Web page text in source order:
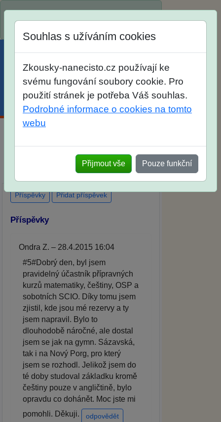
SŠ? Vaše ohlasy po skutečných
přijímacích zkouškách
Souhlas s užíváním cookies
Zkousky-nanecisto.cz používají ke
svému fungování soubory cookie. Pro
použití stránek je potřeba Váš souhlas.
Podrobné informace o cookies na tomto
webu
Přijmout vše Pouze funkční
Příspěvky Přidat příspěvek
Příspěvky
Ondra Z. – 28.4.2015 16:04
#5#Dobrý den, byl jsem
pravidelný účastník přípravných
kurzů matematiky, češtiny, OSP a
sobotních SCIO. Díky tomu jsem
zjistil, kde jsou mé rezervy a ty
jsem napravil. Bylo to
dlouhodobě náročné, ale dostal
jsem se jak na gymn. Sázavská,
tak i na Nový Porg, pro který
jsem se rozhodl. Jelikož jsem do
té doby studoval základku kromě
češtiny pouze v angličtině, bylo
opravdu co dohánět. Moc jste mi
pomohli. Děkuji.
odpovědět